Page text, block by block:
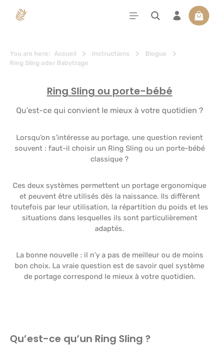
principal Le
You are here: Accueil Instructions
Blogue
Ring Sling oder Babytrage
Ring Sling ou porte-bébé
Qu’est-ce qui convient le mieux à votre quotidien ?
Lorsqu’on s’intéresse au portage, une question revient
souvent : faut-il choisir un Ring Sling ou un porte-bébé
classique ?
Ces deux systèmes permettent un portage ergonomique
et peuvent être utilisés dès la naissance. Ils diffèrent
toutefois par leur utilisation, la répartition du poids et les
situations dans lesquelles ils sont particulièrement
adaptés.
La bonne nouvelle : il n’y a pas de meilleur ou de moins
bon choix. La vraie question est de savoir quel système
de portage correspond le mieux à votre quotidien.
Qu’est-ce qu’un Ring Sling ?